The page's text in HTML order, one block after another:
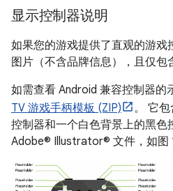
显示控制器说明
如果您的游戏提供了直观的游戏
图片（不含品牌信息），且仅包
如需查看 Android 兼容控制器的
TV 游戏手柄模板 (ZIP)
。 它
控制器和一个白色背景上的黑色
Adobe® Illustrator® 文件，如图 1